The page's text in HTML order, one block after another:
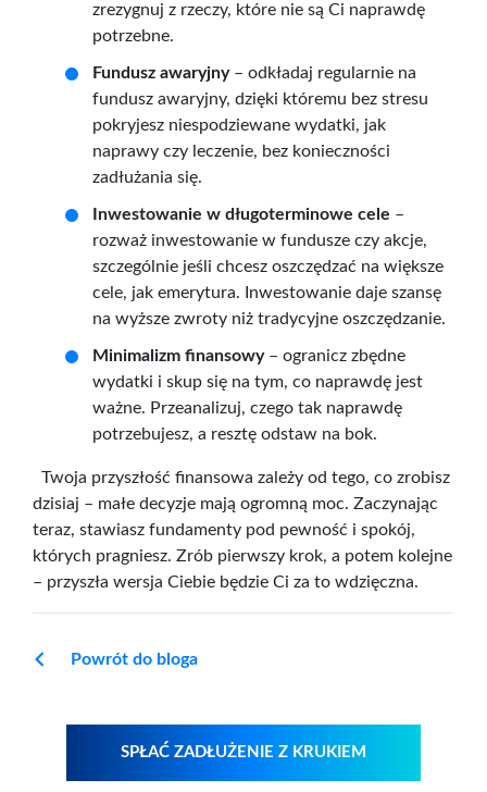
zrezygnuj z rzeczy, które nie są Ci naprawdę
potrzebne.
Fundusz awaryjny– odkładaj regularnie na
fundusz awaryjny, dzięki któremu bez stresu
pokryjesz niespodziewane wydatki, jak
naprawy czy leczenie, bez konieczności
zadłużania się.
Inwestowanie w długoterminowe cele –
rozważ inwestowanie w fundusze czy akcje,
szczególnie jeśli chcesz oszczędzać na większe
cele, jak emerytura. Inwestowanie daje szansę
na wyższe zwroty niż tradycyjne oszczędzanie.
Minimalizm finansowy– ogranicz zbędne
wydatki i skup się na tym, co naprawdę jest
ważne. Przeanalizuj, czego tak naprawdę
potrzebujesz, a resztę odstaw na bok.
Twoja przyszłość finansowa zależy od tego, co zrobisz
dzisiaj – małe decyzje mają ogromną moc. Zaczynając
teraz, stawiasz fundamenty pod pewność i spokój,
których pragniesz. Zrób pierwszy krok, a potem kolejne
– przyszła wersja Ciebie będzie Ci za to wdzięczna.
Powrót do bloga
SPŁAĆ ZADŁUŻENIE Z KRUKIEM